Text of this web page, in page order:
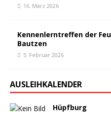
16. März 2026
Kennenlerntreffen der
Bautzen
5. Februar 2026
AUSLEIHKALENDER
Hüpfburg